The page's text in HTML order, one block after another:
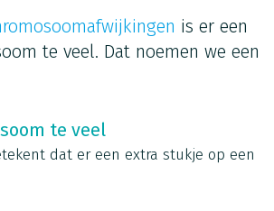
is er een
te veel. Dat noemen we een
te veel
dat er een extra stukje op een